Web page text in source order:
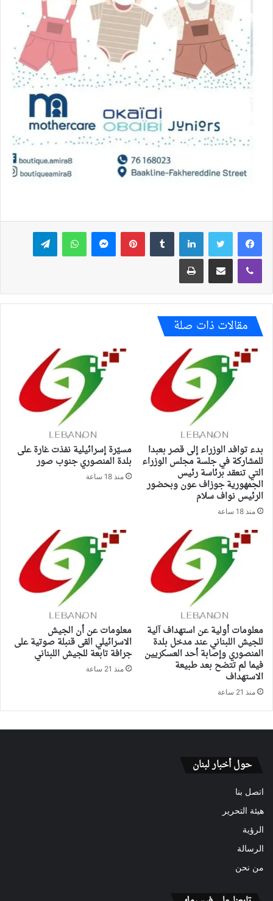
فيسبوك تويتر لينكدإن بينتيريستماسنجر واتساب تيلقرام
ڤايبر مشاركة عبر البريد طباعة
مقالات ذات صلة
بدء توافد الوزراء إلى قصر بعبدا
للمشاركة في جلسة مجلس الوزراء
التي تنعقد برئاسة رئيس
الجمهورية جوزاف عون وبحضور
الرئيس نواف سلام
منذ 18 ساعة
مسيّرة إسرائيلية نفذت غارة على
بلدة المنصوري جنوب صور
منذ 18 ساعة
معلومات أولية عن استهداف آلية
للجيش اللبناني عند مدخل بلدة
المنصوري وإصابة أحد العسكريين
فيما لم تتضح بعد طبيعة
الاستهداف
منذ 21 ساعة
معلومات عن أن الجيش
الاسرائيلي القى قنبلة صوتية على
جرافة تابعة للجيش اللبناني
منذ 21 ساعة
حول أخبار لبنان
اتصل بنا
هيئة التحرير
الرؤية
الرسالة
من نحن